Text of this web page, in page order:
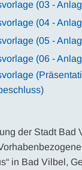
(03 -
(04 -
(05 -
(06 -
der Stadt Bad
in Bad Vilbel,